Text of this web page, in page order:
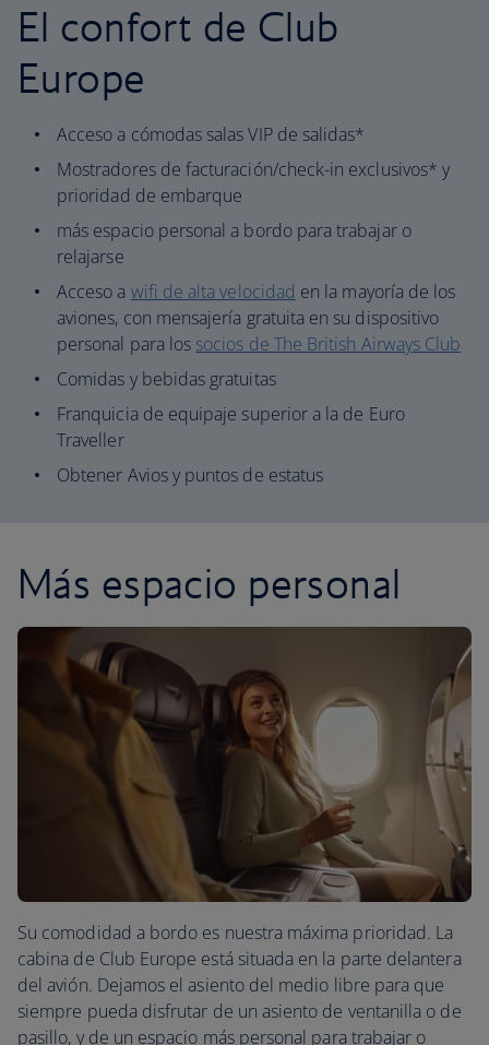
El confort de Club
Europe
Acceso a cómodas salas VIP de salidas*
Mostradores de facturación/check-in exclusivos* y
prioridad de embarque
más espacio personal a bordo para trabajar o
relajarse
Acceso a wifi de alta velocidad en la mayoría de los
aviones, con mensajería gratuita en su dispositivo
personal para los socios de The British Airways Club
Comidas y bebidas gratuitas
Franquicia de equipaje superior a la de Euro
Traveller
Obtener Avios y puntos de estatus
Más espacio personal
Su comodidad a bordo es nuestra máxima prioridad. La
cabina de Club Europe está situada en la parte delantera
del avión. Dejamos el asiento del medio libre para que
siempre pueda disfrutar de un asiento de ventanilla o de
pasillo, y de un espacio más personal para trabajar o